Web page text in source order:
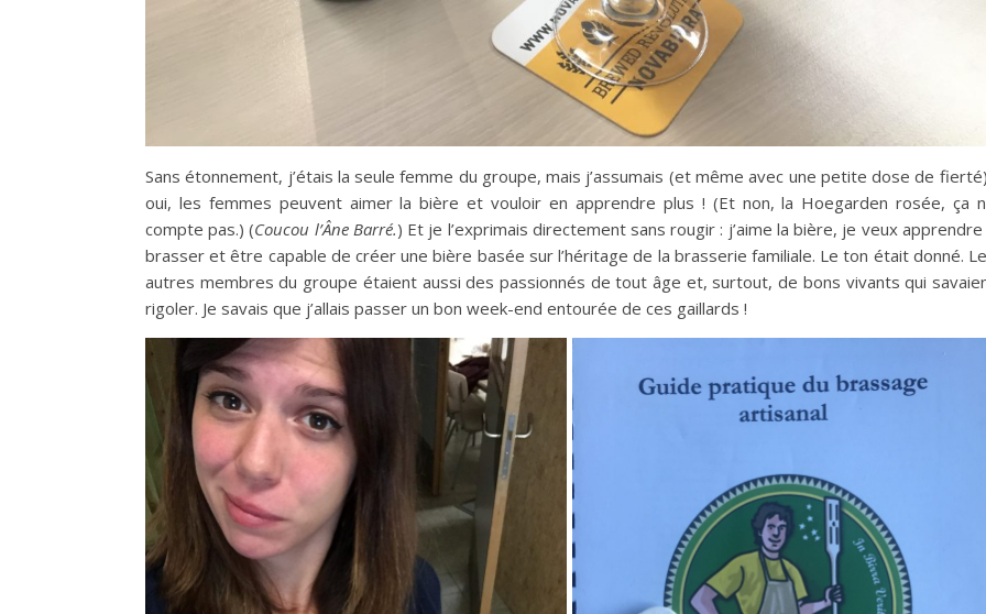
Sans étonnement, j’étais la seule femme du groupe, mais j’assumais (et même avec une petite dose de
oui, les femmes peuvent aimer la bière et vouloir en apprendre plus ! (Et non, la Hoegarden rosée, ça
compte pas.) (Coucou l’Âne Barré.) Et je l’exprimais directement sans rougir : j’aime la bière, je veux apprendre
brasser et être capable de créer une bière basée sur l’héritage de la brasserie familiale. Le ton était donné.
autres membres du groupe étaient aussi des passionnés de tout âge et, surtout, de bons vivants qui
rigoler. Je savais que j’allais passer un bon week-end entourée de ces gaillards !